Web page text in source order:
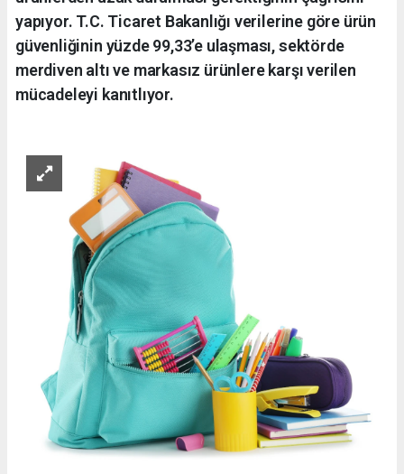
yapıyor. T.C. Ticaret Bakanlığı verilerine göre ürün
güvenliğinin yüzde 99,33’e ulaşması, sektörde
merdiven altı ve markasız ürünlere karşı verilen
mücadeleyi kanıtlıyor.